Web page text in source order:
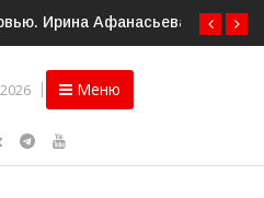
о социальном контракте